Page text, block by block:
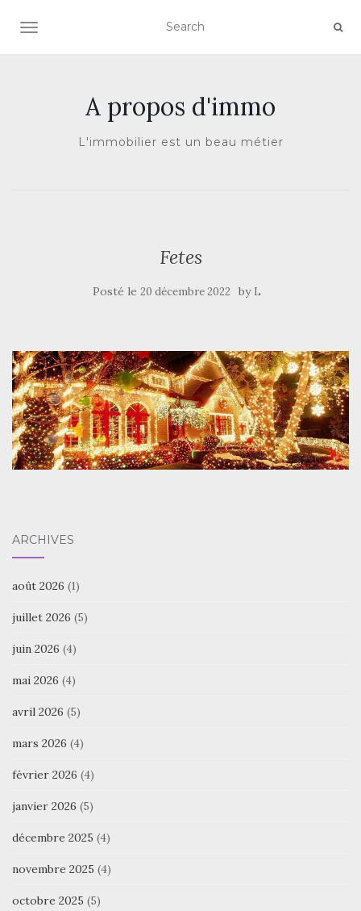
AFFICHER/MASQUER LA NAVIGATION
A propos d'immo
L'immobilier est un beau métier
Fetes
Posté le 20 décembre 2022 by L
ARCHIVES
août 2026 (1)
juillet 2026 (5)
juin 2026 (4)
mai 2026 (4)
avril 2026 (5)
mars 2026 (4)
février 2026 (4)
janvier 2026 (5)
décembre 2025 (4)
novembre 2025 (4)
octobre 2025 (5)